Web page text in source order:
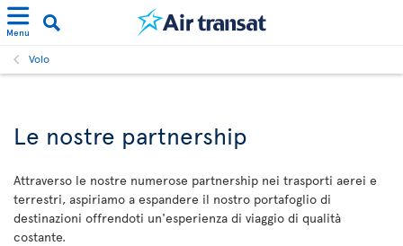
Menu
Volo
Le nostre partnership
Attraverso le nostre numerose partnership nei trasporti aerei e
terrestri, aspiriamo a espandere il nostro portafoglio di
destinazioni offrendoti un'esperienza di viaggio di qualità
costante.